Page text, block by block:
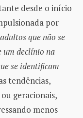
desde o início
por
que não se
um declínio na
se identificam
tendências,
geracionais,
menos